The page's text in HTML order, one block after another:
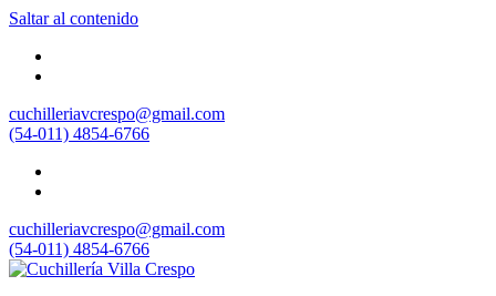
Saltar al contenido
cuchilleriavcrespo@gmail.com
(54-011) 4854-6766
cuchilleriavcrespo@gmail.com
(54-011) 4854-6766